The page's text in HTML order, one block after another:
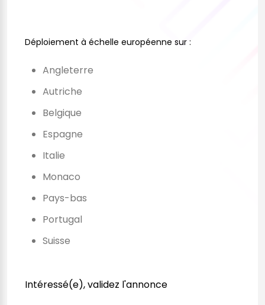
Déploiement à échelle européenne sur :
Angleterre
Autriche
Belgique
Espagne
Italie
Monaco
Pays-bas
Portugal
Suisse
Intéressé(e), validez l'annonce